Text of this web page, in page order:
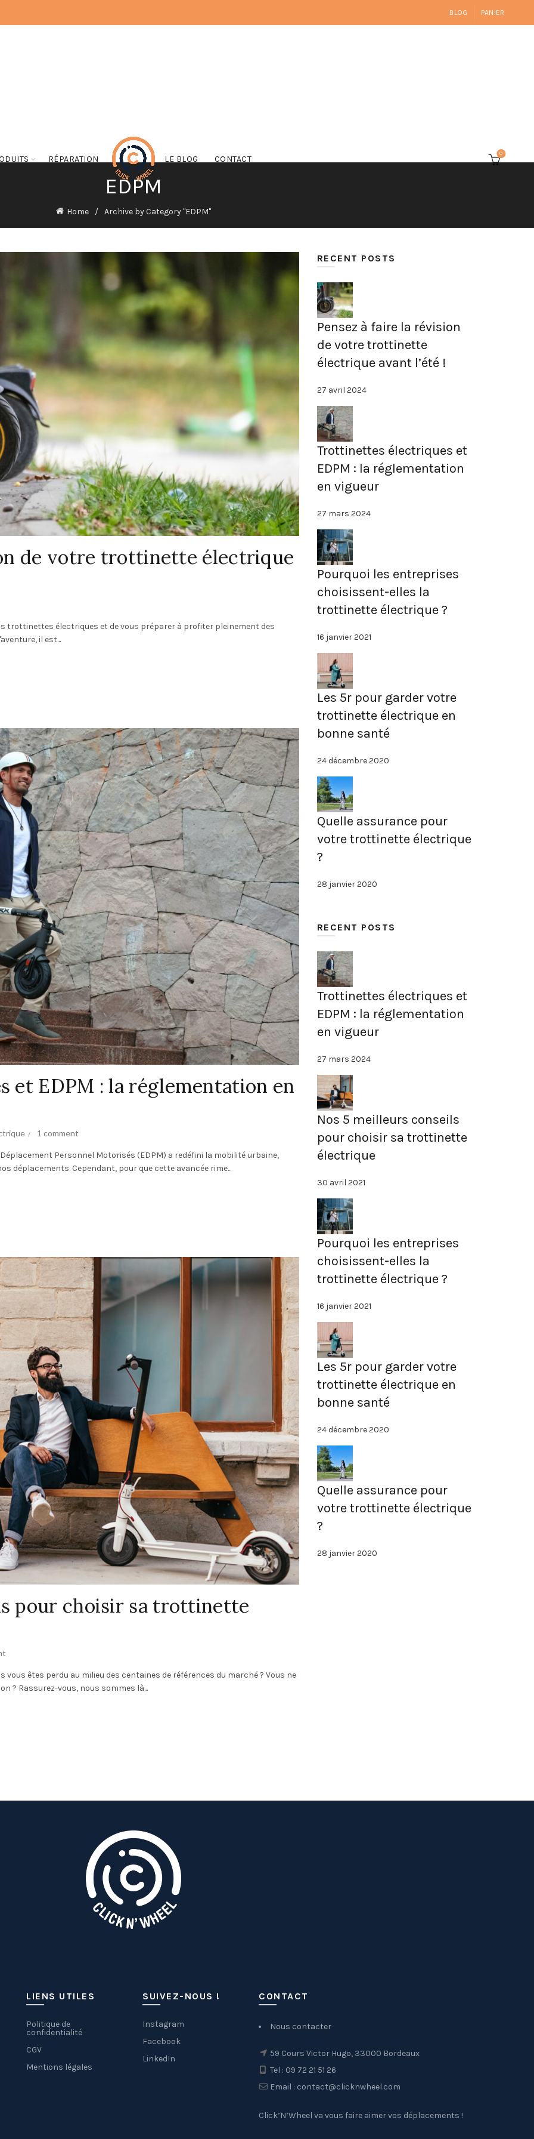
BLOG PANIER
RÉPARATION LE BLOG CONTACT
0
EDPM
Home Archive by Category "EDPM"
de votre trottinette électrique
trottinettes électriques et de vous préparer à profiter pleinement des
il est...
EDPM : la réglementation en
1 comment
Personnel Motorisés (EDPM) a redéfini la mobilité urbaine,
déplacements. Cependant, pour que cette avancée rime...
pour choisir sa trottinette
êtes perdu au milieu des centaines de références du marché ? Vous ne
? Rassurez-vous, nous sommes là...
RECENT POSTS
Pensez à faire la révision
de votre trottinette
électrique avant l’été !
27 avril 2024
Trottinettes électriques et
EDPM : la réglementation
en vigueur
27 mars 2024
Pourquoi les entreprises
choisissent-elles la
trottinette électrique ?
16 janvier 2021
Les 5r pour garder votre
trottinette électrique en
bonne santé
24 décembre 2020
Quelle assurance pour
votre trottinette électrique
?
28 janvier 2020
RECENT POSTS
Trottinettes électriques et
EDPM : la réglementation
en vigueur
27 mars 2024
Nos 5 meilleurs conseils
pour choisir sa trottinette
électrique
30 avril 2021
Pourquoi les entreprises
choisissent-elles la
trottinette électrique ?
16 janvier 2021
Les 5r pour garder votre
trottinette électrique en
bonne santé
24 décembre 2020
Quelle assurance pour
votre trottinette électrique
?
28 janvier 2020
LIENS UTILES
Politique de
confidentialité
CGV
Mentions légales
SUIVEZ-NOUS !
Instagram
Facebook
LinkedIn
CONTACT
Nous contacter
59 Cours Victor Hugo, 33000 Bordeaux
Tel : 09 72 21 51 26
Email : contact@clicknwheel.com
Click’N’Wheel va vous faire aimer vos déplacements !